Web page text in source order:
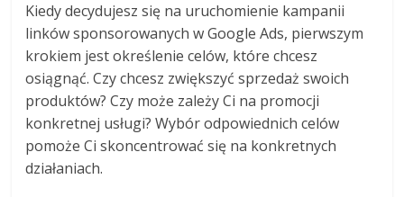
Kiedy decydujesz się na uruchomienie kampanii
linków sponsorowanych w Google Ads, pierwszym
krokiem jest określenie celów, które chcesz
osiągnąć. Czy chcesz zwiększyć sprzedaż swoich
produktów? Czy może zależy Ci na promocji
konkretnej usługi? Wybór odpowiednich celów
pomoże Ci skoncentrować się na konkretnych
działaniach.